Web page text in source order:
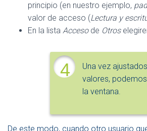
principio (en nuestro ejemplo,
valor de acceso (Lectura y
En la lista Accesode Otros
4
Una vez
valores,
la ventana.
De este modo, cuando otro usuario